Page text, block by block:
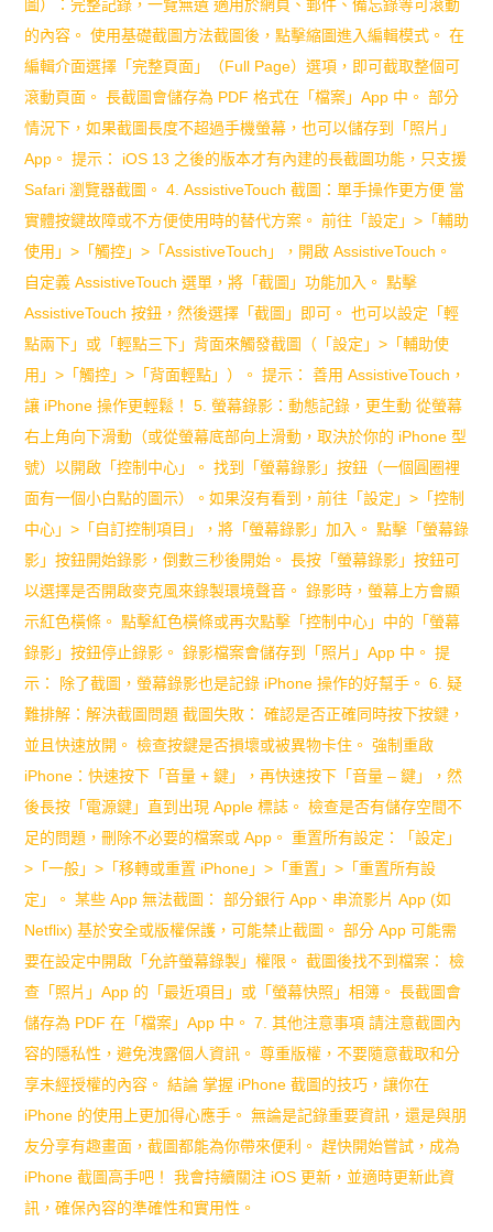
解
析
圖）：完整記錄，一覽無遺 適用於網頁、郵件、備忘錄等可滾動
的內容。 使用基礎截圖方法截圖後，點擊縮圖進入編輯模式。 在
編輯介面選擇「完整頁面」（Full Page）選項，即可截取整個可
滾動頁面。 長截圖會儲存為 PDF 格式在「檔案」App 中。 部分
情況下，如果截圖長度不超過手機螢幕，也可以儲存到「照片」
App。 提示： iOS 13 之後的版本才有內建的長截圖功能，只支援
Safari 瀏覽器截圖。 4. AssistiveTouch 截圖：單手操作更方便 當
實體按鍵故障或不方便使用時的替代方案。 前往「設定」>「輔助
使用」>「觸控」>「AssistiveTouch」，開啟 AssistiveTouch。
自定義 AssistiveTouch 選單，將「截圖」功能加入。 點擊
AssistiveTouch 按鈕，然後選擇「截圖」即可。 也可以設定「輕
點兩下」或「輕點三下」背面來觸發截圖（「設定」>「輔助使
用」>「觸控」>「背面輕點」）。 提示： 善用 AssistiveTouch，
讓 iPhone 操作更輕鬆！ 5. 螢幕錄影：動態記錄，更生動 從螢幕
右上角向下滑動（或從螢幕底部向上滑動，取決於你的 iPhone 型
號）以開啟「控制中心」。 找到「螢幕錄影」按鈕（一個圓圈裡
面有一個小白點的圖示）。如果沒有看到，前往「設定」>「控制
中心」>「自訂控制項目」，將「螢幕錄影」加入。 點擊「螢幕錄
影」按鈕開始錄影，倒數三秒後開始。 長按「螢幕錄影」按鈕可
以選擇是否開啟麥克風來錄製環境聲音。 錄影時，螢幕上方會顯
示紅色橫條。 點擊紅色橫條或再次點擊「控制中心」中的「螢幕
錄影」按鈕停止錄影。 錄影檔案會儲存到「照片」App 中。 提
示： 除了截圖，螢幕錄影也是記錄 iPhone 操作的好幫手。 6. 疑
難排解：解決截圖問題 截圖失敗： 確認是否正確同時按下按鍵，
並且快速放開。 檢查按鍵是否損壞或被異物卡住。 強制重啟
iPhone：快速按下「音量 + 鍵」，再快速按下「音量 – 鍵」，然
後長按「電源鍵」直到出現 Apple 標誌。 檢查是否有儲存空間不
足的問題，刪除不必要的檔案或 App。 重置所有設定：「設定」
>「一般」>「移轉或重置 iPhone」>「重置」>「重置所有設
定」。 某些 App 無法截圖： 部分銀行 App、串流影片 App (如
Netflix) 基於安全或版權保護，可能禁止截圖。 部分 App 可能需
要在設定中開啟「允許螢幕錄製」權限。 截圖後找不到檔案： 檢
查「照片」App 的「最近項目」或「螢幕快照」相簿。 長截圖會
儲存為 PDF 在「檔案」App 中。 7. 其他注意事項 請注意截圖內
容的隱私性，避免洩露個人資訊。 尊重版權，不要隨意截取和分
享未經授權的內容。 結論 掌握 iPhone 截圖的技巧，讓你在
iPhone 的使用上更加得心應手。 無論是記錄重要資訊，還是與朋
友分享有趣畫面，截圖都能為你帶來便利。 趕快開始嘗試，成為
iPhone 截圖高手吧！ 我會持續關注 iOS 更新，並適時更新此資
訊，確保內容的準確性和實用性。